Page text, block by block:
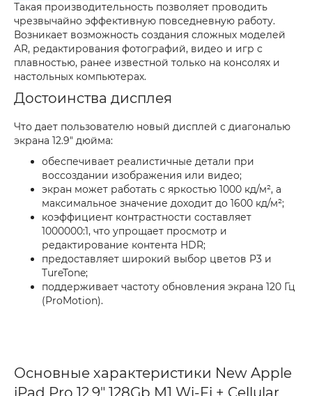
Такая производительность позволяет проводить
чрезвычайно эффективную повседневную работу.
Возникает возможность создания сложных моделей
AR, редактирования фотографий, видео и игр с
плавностью, ранее известной только на консолях и
настольных компьютерах.
Достоинства дисплея
Что дает пользователю новый дисплей с диагональю
экрана 12.9" дюйма:
обеспечивает реалистичные детали при
воссоздании изображения или видео;
экран может работать с яркостью 1000 кд/м², а
максимальное значение доходит до 1600 кд/м²;
коэффициент контрастности составляет
1000000:1, что упрощает просмотр и
редактирование контента HDR;
предоставляет широкий выбор цветов P3 и
TureTone;
поддерживает частоту обновления экрана 120 Гц
(ProMotion).
Основные характеристики New Apple